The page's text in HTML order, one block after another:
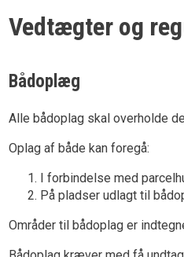
Vedtægter og
Bådoplæg
Alle bådoplag skal overholde
Oplag af både kan foregå:
I forbindelse med
På pladser udlagt til
Områder til bådoplag er